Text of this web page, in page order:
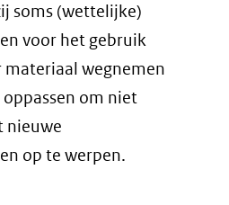
soms (wettelijke)
voor het gebruik
materiaal wegnemen
om niet
nieuwe
op te werpen.